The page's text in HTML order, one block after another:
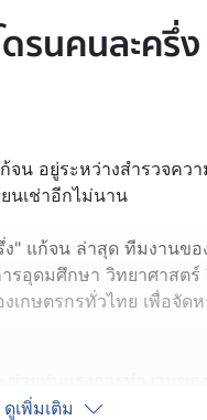
รนคนละครึ่
น อยู่ระหว่างสำรวจคว
นเช่าอีกไม่นาน
" แก้จน ล่าสุด ทีมงานขอ
รอุดมศึกษา วิทยาศาสตร์
กษตรกรทั่วไทย เพื่อจัด
ยจ่าย
ดูเพิ่มเติม